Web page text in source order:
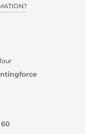
60